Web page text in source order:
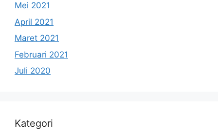
Mei 2021
April 2021
Maret 2021
Februari 2021
Juli 2020
Kategori